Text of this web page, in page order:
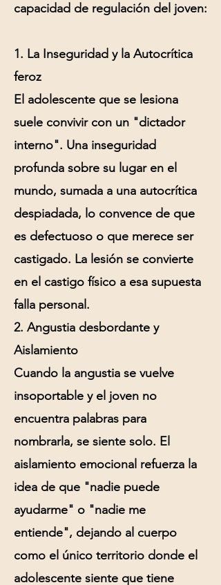
capacidad de regulación del joven:
1. La Inseguridad y la Autocrítica
feroz
El adolescente que se lesiona
suele convivir con un "dictador
interno". Una inseguridad
profunda sobre su lugar en el
mundo, sumada a una autocrítica
despiadada, lo convence de que
es defectuoso o que merece ser
castigado. La lesión se convierte
en el castigo físico a esa supuesta
falla personal.
2. Angustia desbordante y
Aislamiento
Cuando la angustia se vuelve
insoportable y el joven no
encuentra palabras para
nombrarla, se siente solo. El
aislamiento emocional refuerza la
idea de que "nadie puede
ayudarme" o "nadie me
entiende", dejando al cuerpo
como el único territorio donde el
adolescente siente que tiene